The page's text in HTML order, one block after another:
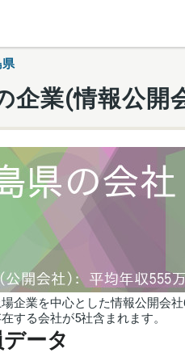
県
企業(情報公開
企業を中心とした情報公開会
する会社が5社含まれます。
ータ